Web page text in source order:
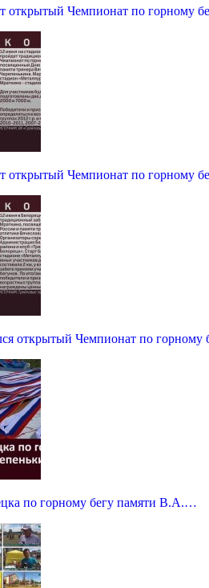
открытый Чемпионат по горному
открытый Чемпионат по горному
открытый Чемпионат по горному
по горному бегу памяти В.А.…